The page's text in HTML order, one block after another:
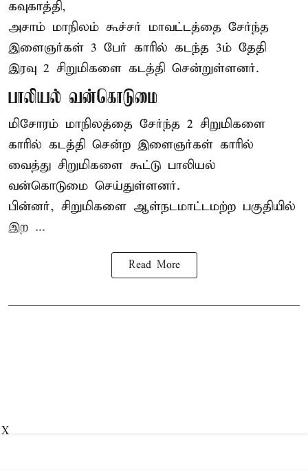
கவுகாத்தி,
அசாம் மாநிலம் கூச்சர் மாவட்டத்தை சேர்ந்த
இளைஞர்கள் 3 பேர் காரில் கடந்த 3ம் தேதி
இரவு 2 சிறுமிகளை கடத்தி சென்றுள்ளனர்.
பாலியல் வன்கொடுமை
மிசோரம் மாநிலத்தை சேர்ந்த 2 சிறுமிகளை
காரில் கடத்தி சென்ற இளைஞர்கள் காரில்
வைத்து சிறுமிகளை கூட்டு பாலியல்
வன்கொடுமை செய்துள்ளனர்.
பின்னர், சிறுமிகளை ஆள்நடமாட்டமற்ற பகுதியில்
இற ...
Read More
X